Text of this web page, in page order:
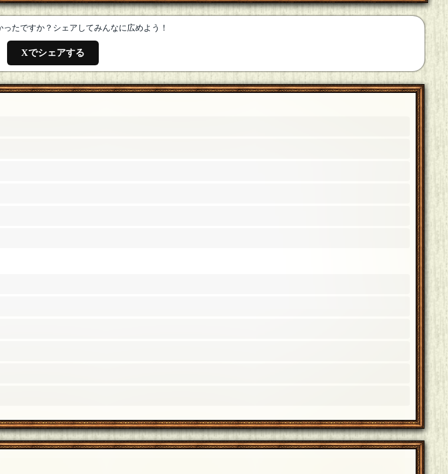
す[19年06月16日 22:46]
日 22:45]
応援していますよ〜！＞＜
も魅力的だったのです！これからもよろしくお願いします^ ^
たいない・・・＞＜
んの残りが見当たらない……？……おっと
ったですか？シェアしてみんなに広めよう！
Xでシェアする